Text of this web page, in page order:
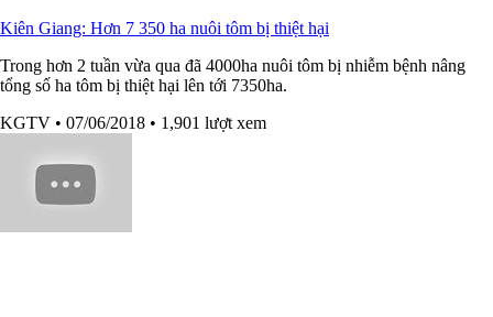
Kiên Giang: Hơn 7 350 ha nuôi tôm bị thiệt hại
Trong hơn 2 tuần vừa qua đã 4000ha nuôi tôm bị nhiễm bệnh nâng
tổng số ha tôm bị thiệt hại lên tới 7350ha.
KGTV • 07/06/2018 • 1,901 lượt xem